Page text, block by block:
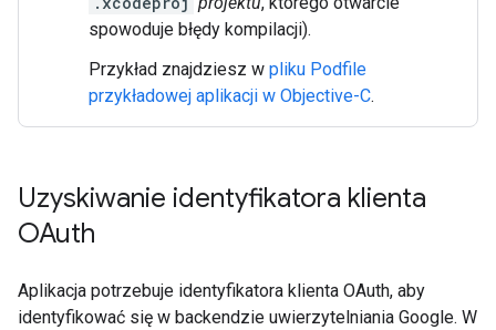
spowoduje błędy kompilacji).
Przykład znajdziesz w pliku Podfile
przykładowej aplikacji w Objective-C.
Uzyskiwanie identyfikatora klienta
OAuth
Aplikacja potrzebuje identyfikatora klienta OAuth, aby
identyfikować się w backendzie uwierzytelniania Google. W